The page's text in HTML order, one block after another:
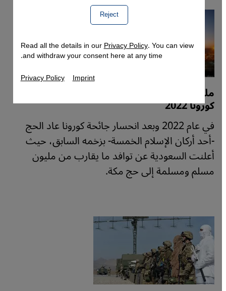
مليون حاج في مكة بأول موسم حج بعد انحسار
كورونا 2022
في عام 2022 وبعد انحسار جائحة كورونا عاد الحج
-أحد أركان الإسلام الخمسة- بزخمه السابق، حيث
أعلنت السعودية عن توافد ما يقارب من مليون
مسلم ومسلمة إلى حج مكة.
Reject
Read all the details in ourPrivacy Policy. You can view
and withdraw your consent here at any time.
Privacy Policy Imprint